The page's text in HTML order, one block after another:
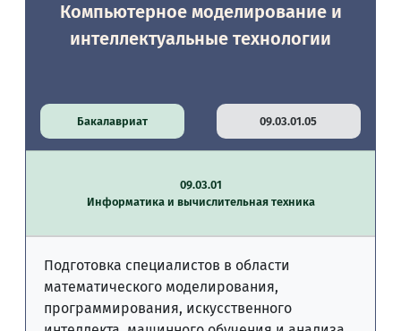
Компьютерное моделирование и
интеллектуальные технологии
Бакалавриат 09.03.01.05
09.03.01
Информатика и вычислительная техника
Подготовка специалистов в области
математического моделирования,
программирования, искусственного